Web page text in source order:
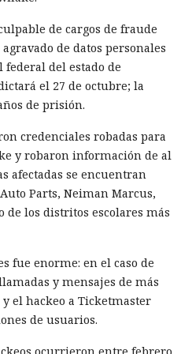
el consumo de memoria
2,3 veces.
años soportaron fallos
aplicaciones complejas,
que promete librarlos
de cargos de fraude
de datos personales
del estado de
el 27 de octubre; la
de prisión.
credenciales robadas para
y robaron información de al
afectadas se encuentran
Parts, Neiman Marcus,
de los distritos escolares más
fue enorme: en el caso de
y mensajes de más
el hackeo a Ticketmaster
de usuarios.